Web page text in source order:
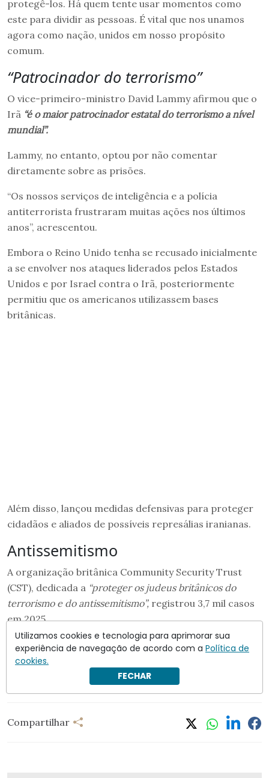
protegê-los. Há quem tente usar momentos como
este para dividir as pessoas. É vital que nos unamos
agora como nação, unidos em nosso propósito
comum.
“Patrocinador do terrorismo”
O vice-primeiro-ministro David Lammy afirmou que o
Irã “é o maior patrocinador estatal do terrorismo a nível
mundial”.
Lammy, no entanto, optou por não comentar
diretamente sobre as prisões.
“Os nossos serviços de inteligência e a polícia
antiterrorista frustraram muitas ações nos últimos
anos”, acrescentou.
Embora o Reino Unido tenha se recusado inicialmente
a se envolver nos ataques liderados pelos Estados
Unidos e por Israel contra o Irã, posteriormente
permitiu que os americanos utilizassem bases
britânicas.
Além disso, lançou medidas defensivas para proteger
cidadãos e aliados de possíveis represálias iranianas.
Antissemitismo
A organização britânica Community Security Trust
(CST), dedicada a “proteger os judeus britânicos do
terrorismo e do antissemitismo”, registrou 3,7 mil casos
em 2025.
O número representa…
Siga a leitura Crusoé. Assine e apoie o jornalismo
Compartilhar
Utilizamos cookies e tecnologia para aprimorar sua
experiência de navegação de acordo com a Política de
cookies.
FECHAR